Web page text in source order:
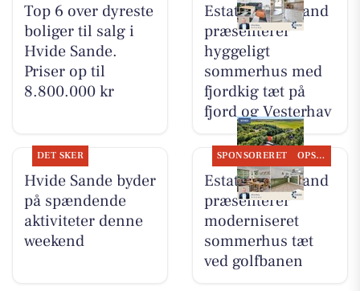
Top 6 over dyreste
boliger til salg i
Hvide Sande.
Priser op til
8.800.000 kr
Estate Vestjylland
præsenterer
hyggeligt
sommerhus med
fjordkig tæt på
fjord og Vesterhav
DET SKER
Hvide Sande byder
på spændende
aktiviteter denne
weekend
SPONSORERET OPSLAGSTAVLEN
Estate Vestjylland
præsenterer
moderniseret
sommerhus tæt
ved golfbanen